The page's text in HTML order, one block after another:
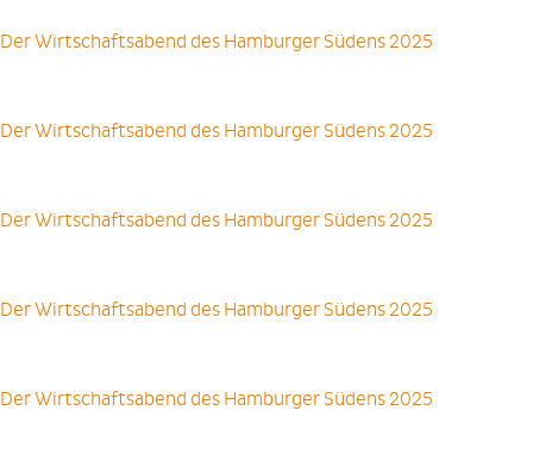
Der Wirtschaftsabend des Hamburger Südens 2025
Der Wirtschaftsabend des Hamburger Südens 2025
Der Wirtschaftsabend des Hamburger Südens 2025
Der Wirtschaftsabend des Hamburger Südens 2025
Der Wirtschaftsabend des Hamburger Südens 2025